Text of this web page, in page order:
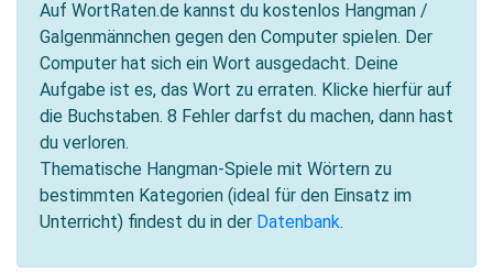
Auf WortRaten.de kannst du kostenlos Hangman /
Galgenmännchen gegen den Computer spielen. Der
Computer hat sich ein Wort ausgedacht. Deine
Aufgabe ist es, das Wort zu erraten. Klicke hierfür auf
die Buchstaben. 8 Fehler darfst du machen, dann hast
du verloren.
Thematische Hangman-Spiele mit Wörtern zu
bestimmten Kategorien (ideal für den Einsatz im
Unterricht) findest du in der Datenbank.